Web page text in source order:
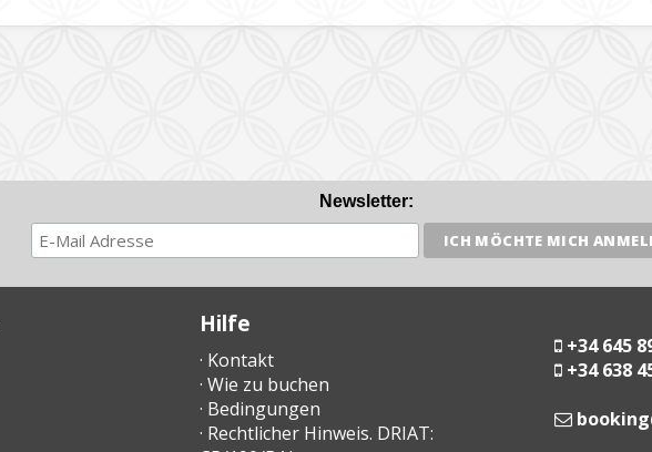
Newsletter:
Hilfe
· Kontakt
· Wie zu buchen
· Bedingungen
· Rechtlicher Hinweis. DRIAT:
+34 645
+34 638